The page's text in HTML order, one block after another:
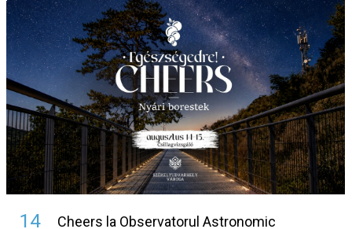
14 Cheers la Observatorul Astronomic